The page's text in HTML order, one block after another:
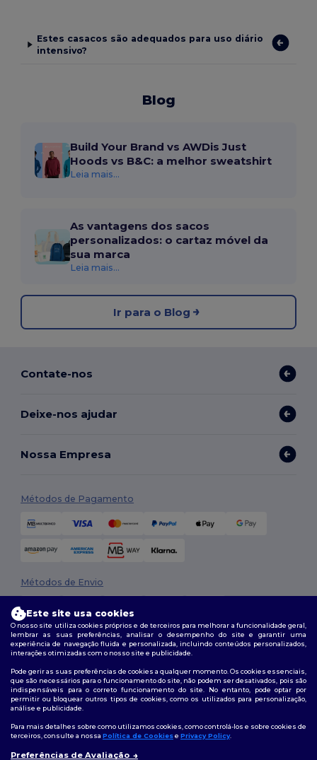
Estes casacos são adequados para uso diário
intensivo?
Blog
Build Your Brand vs AWDis Just
Hoods vs B&C: a melhor sweatshirt
Leia mais...
As vantagens dos sacos
personalizados: o cartaz móvel da
sua marca
Leia mais...
Ir para o Blog
Contate-nos
Deixe-nos ajudar
Nossa Empresa
Métodos de Pagamento
Métodos de Envio
2026. Todos os direitos reservados
Termos e Condições|Política de personalização
Siga-nos
Este site usa cookies
O nosso site utiliza cookies próprios e de terceiros para melhorar a funcionalidade geral,
lembrar as suas preferências, analisar o desempenho do site e garantir uma
experiência de navegação fluida e personalizada, incluindo conteúdos personalizados,
interações otimizadas com o nosso site e publicidade.
Pode gerir as suas preferências de cookies a qualquer momento. Os cookies essenciais,
que são necessários para o funcionamento do site, não podem ser desativados, pois são
indispensáveis para o correto funcionamento do site. No entanto, pode optar por
permitir ou bloquear outros tipos de cookies, como os utilizados para personalização,
análise e publicidade.
Para mais detalhes sobre como utilizamos cookies, como controlá-los e sobre cookies de
terceiros, consulte a nossa Política de Cookiese Privacy Policy.
Preferências de Avaliação